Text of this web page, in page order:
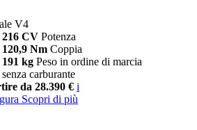
V4
216 CV Potenza
120,9 Nm Coppia
191 kg Peso in ordine di marcia
senza carburante
da 28.390 € i
Scopri di più